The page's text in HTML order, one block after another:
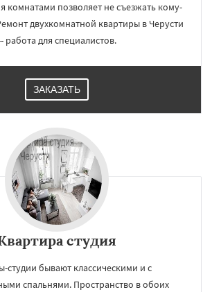
комнатами позволяет не съезжать кому-
двухкомнатной квартиры в Черусти
работа для специалистов.
ЗАКАЗАТЬ
студия
студии бывают классическими и с
спальнями. Пространство в обоих